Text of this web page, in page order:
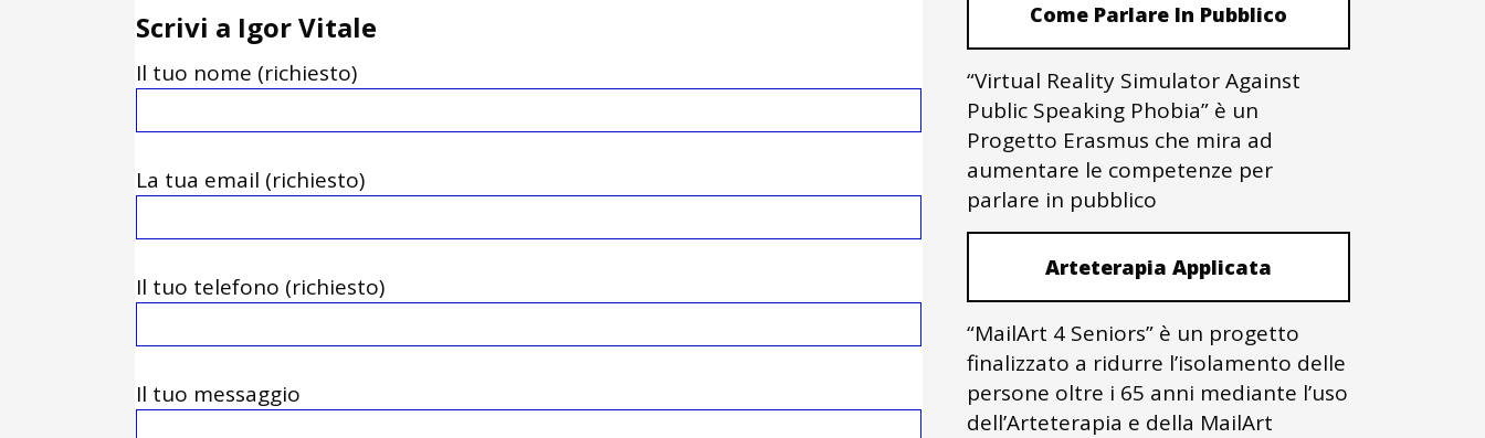
Scrivi a Igor Vitale
Il tuo nome (richiesto)
La tua email (richiesto)
Il tuo telefono (richiesto)
Il tuo messaggio
Come Parlare In Pubblico
“Virtual Reality Simulator Against
Public Speaking Phobia” è un
Progetto Erasmus che mira ad
aumentare le competenze per
parlare in pubblico
Arteterapia Applicata
“MailArt 4 Seniors” è un progetto
finalizzato a ridurre l’isolamento delle
persone oltre i 65 anni mediante l’uso
dell’Arteterapia e della MailArt